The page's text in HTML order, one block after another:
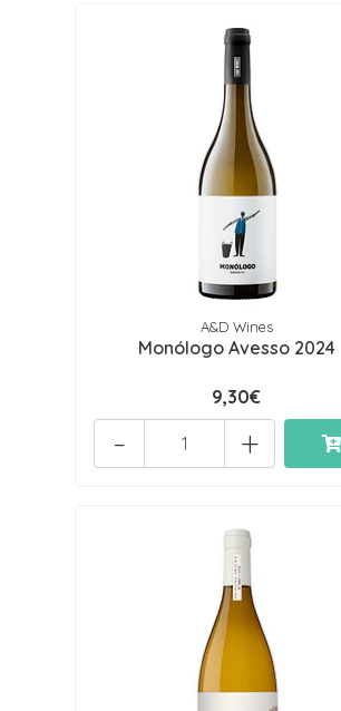
A&D Wines
Monólogo Avesso 2024
9,30€
+
-